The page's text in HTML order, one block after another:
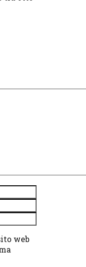
web